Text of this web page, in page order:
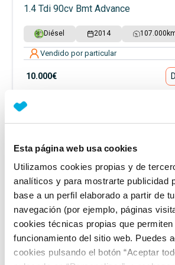
Esta página web usa cookies
Utilizamos cookies propias y de
analíticos y para mostrarte publicidad
base a un perfil elaborado a partir de
navegación (por ejemplo, páginas
cookies técnicas propias que permiten
funcionamiento del sitio web. Puedes
cookies pulsando el botón “Aceptar
1.4 Tdi 90cv Bmt Advance
Diésel 2014 107.000
Vendido por particular
10.000€